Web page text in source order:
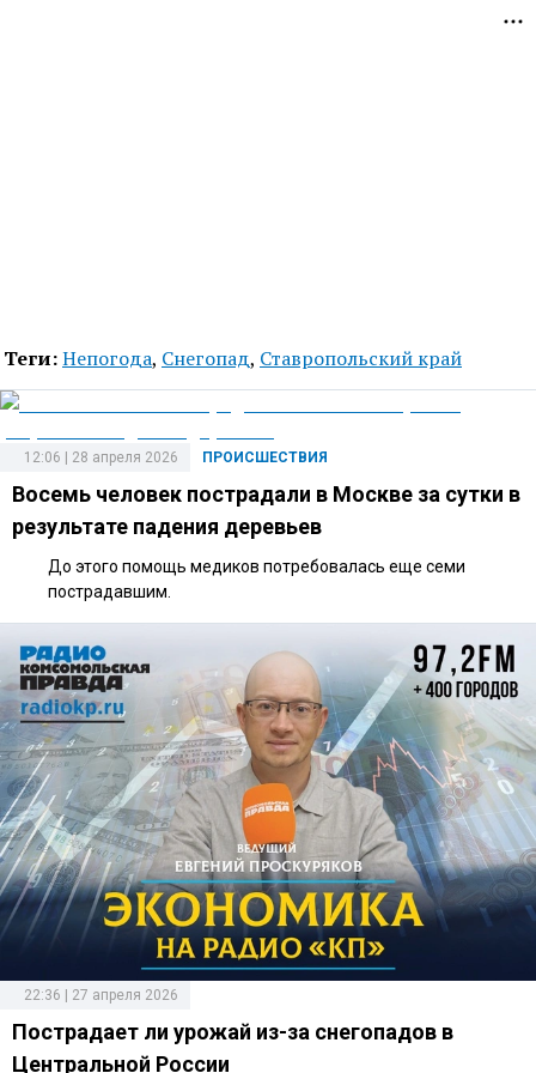
Теги:Непогода, Снегопад, Ставропольский край
ПРОИСШЕСТВИЯ
12:06 | 28 апреля 2026
Восемь человек пострадали в Москве за сутки в
результате падения деревьев
До этого помощь медиков потребовалась еще семи
пострадавшим.
22:36 | 27 апреля 2026
Пострадает ли урожай из-за снегопадов в
Центральной России